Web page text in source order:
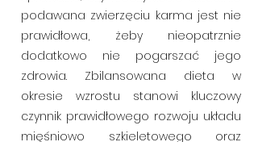
podawana zwierzęciu karma jest nie
prawidłowa, żeby nieopatrznie
dodatkowo nie pogarszać jego
zdrowia. Zbilansowana dieta w
okresie wzrostu stanowi kluczowy
czynnik prawidłowego rozwoju układu
mięśniowo szkieletowego oraz